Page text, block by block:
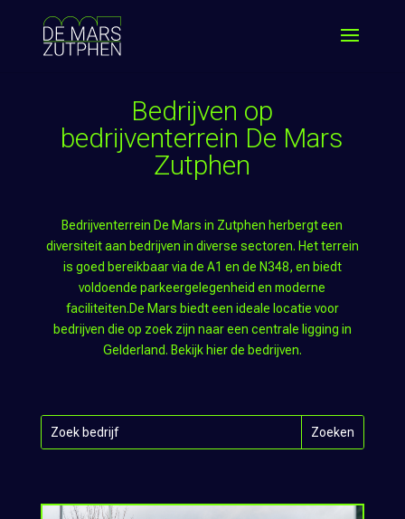
Bedrijven op
bedrijventerrein De Mars
Zutphen
Bedrijventerrein De Mars in Zutphen herbergt een
diversiteit aan bedrijven in diverse sectoren. Het terrein
is goed bereikbaar via de A1 en de N348, en biedt
voldoende parkeergelegenheid en moderne
faciliteiten.De Mars biedt een ideale locatie voor
bedrijven die op zoek zijn naar een centrale ligging in
Gelderland. Bekijk hier de bedrijven.